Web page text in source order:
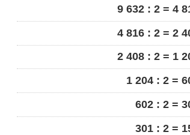
9 632 : 2 = 4
4 816 : 2 = 2
2 408 : 2 = 1
1 204 : 2 =
602 : 2 =
301 : 2 =